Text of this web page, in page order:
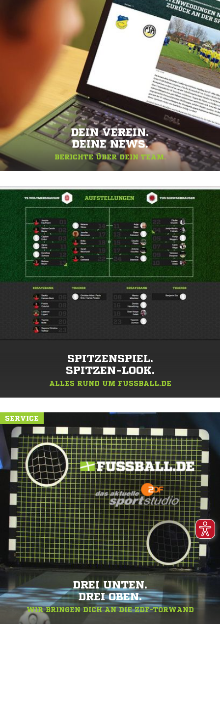
DEIN VEREIN.
DEINE NEWS.
BERICHTE ÜBER DEIN TEAM.
SPITZENSPIEL.
SPITZEN-LOOK.
ALLES RUND UM FUSSBALL.DE
SERVICE
DREI UNTEN.
DREI OBEN.
WIR BRINGEN DICH AN DIE ZDF-TORWAND